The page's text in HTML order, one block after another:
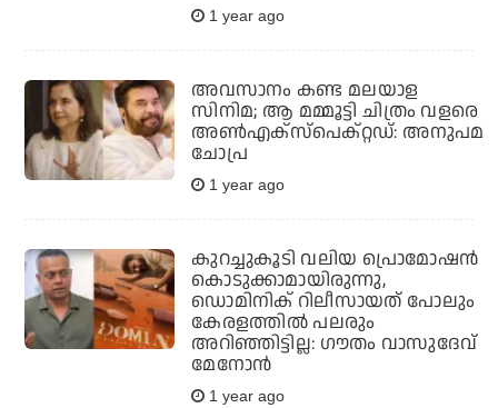
1 year ago
അവസാനം കണ്ട മലയാള
സിനിമ; ആ മമ്മൂട്ടി ചിത്രം വളരെ
അണ്‍എക്‌സ്‌പെക്റ്റഡ്: അനുപമ
ചോപ്ര
1 year ago
കുറച്ചുകൂടി വലിയ പ്രൊമോഷന്‍
കൊടുക്കാമായിരുന്നു,
ഡൊമിനിക് റിലീസായത് പോലും
കേരളത്തില്‍ പലരും
അറിഞ്ഞിട്ടില്ല: ഗൗതം വാസുദേവ്
മേനോന്‍
1 year ago